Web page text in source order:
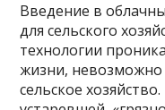
Введение в
для сельского
технологии
жизни, невозможно
сельское